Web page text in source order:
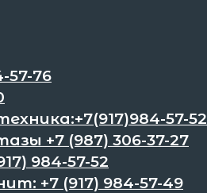
57-76
57-52
+7 (987) 306-37-27
984-57-52
+7 (917) 984-57-49